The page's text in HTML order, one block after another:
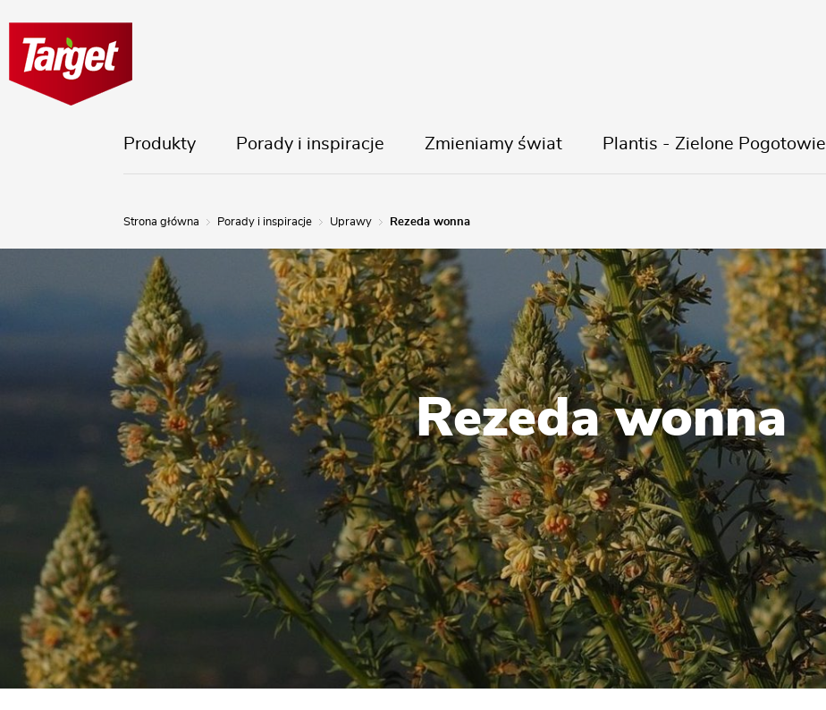
Produkty Porady i inspiracje Zmieniamy świat Plantis - Zielone Pogotowie
Strona główna Porady i inspiracje Uprawy Rezeda wonna
Rezeda wonna